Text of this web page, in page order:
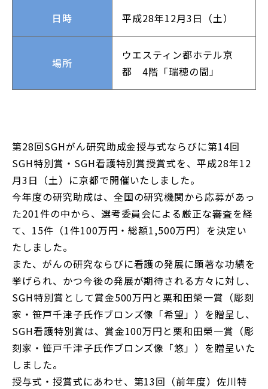
お問い合わせはこちら
日時 平成28年12月3日（土）
場所
ウエスティン都ホテル京
都 4階「瑞穂の間」
第28回SGHがん研究助成金授与式ならびに第14回
SGH特別賞・SGH看護特別賞授賞式を、平成28年12
月3日（土）に京都で開催いたしました。
今年度の研究助成は、全国の研究機関から応募があっ
た201件の中から、選考委員会による厳正な審査を経
て、15件（1件100万円・総額1,500万円）を決定い
たしました。
また、がんの研究ならびに看護の発展に顕著な功績を
挙げられ、かつ今後の発展が期待される方々に対し、
SGH特別賞として賞金500万円と栗和田榮一賞（彫刻
家・笹戸千津子氏作ブロンズ像「希望」）を贈呈し、
SGH看護特別賞は、賞金100万円と栗和田榮一賞（彫
刻家・笹戸千津子氏作ブロンズ像「悠」）を贈呈いた
しました。
授与式・授賞式にあわせ、第13回（前年度）佐川特